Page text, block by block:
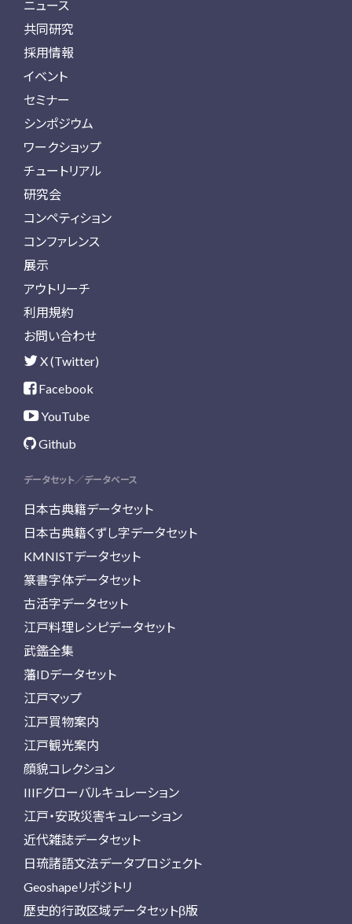
ニュース
共同研究
採用情報
イベント
セミナー
シンポジウム
ワークショップ
チュートリアル
研究会
コンペティション
コンファレンス
展示
アウトリーチ
利用規約
お問い合わせ
X (Twitter)
Facebook
YouTube
Github
データセット／データベース
日本古典籍データセット
日本古典籍くずし字データセット
KMNISTデータセット
篆書字体データセット
古活字データセット
江戸料理レシピデータセット
武鑑全集
藩IDデータセット
江戸マップ
江戸買物案内
江戸観光案内
顔貌コレクション
IIIFグローバルキュレーション
江戸・安政災害キュレーション
近代雑誌データセット
日琉諸語文法データプロジェクト
Geoshapeリポジトリ
歴史的行政区域データセットβ版